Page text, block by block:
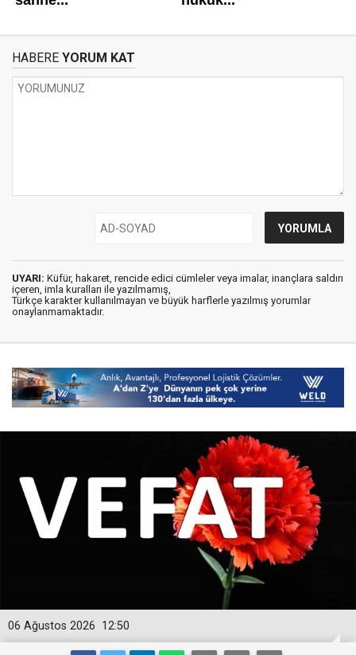
HABERE YORUM KAT
UYARI: Küfür, hakaret, rencide edici cümleler veya imalar, inançlara saldırı
içeren, imla kuralları ile yazılmamış,
Türkçe karakter kullanılmayan ve büyük harflerle yazılmış yorumlar
onaylanmamaktadır.
12:50
06 Ağustos 2026